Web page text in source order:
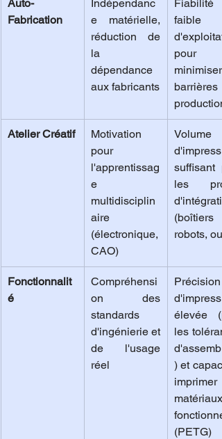
Auto-
Fabrication
Indépendanc
e matérielle,
réduction de
la
dépendance
aux fabricants
faible
pour
barrières
production
Atelier Créatif
Motivation
pour
l'apprentissag
e
multidisciplin
aire
(électronique,
CAO)
Volume
suffisant
les
(boîtiers
robots,
Fonctionnalit
é
Compréhensi
on des
standards
d'ingénierie et
de l'usage
réel
Précision
élevée
les
) et
imprimer
matériaux
(PETG)